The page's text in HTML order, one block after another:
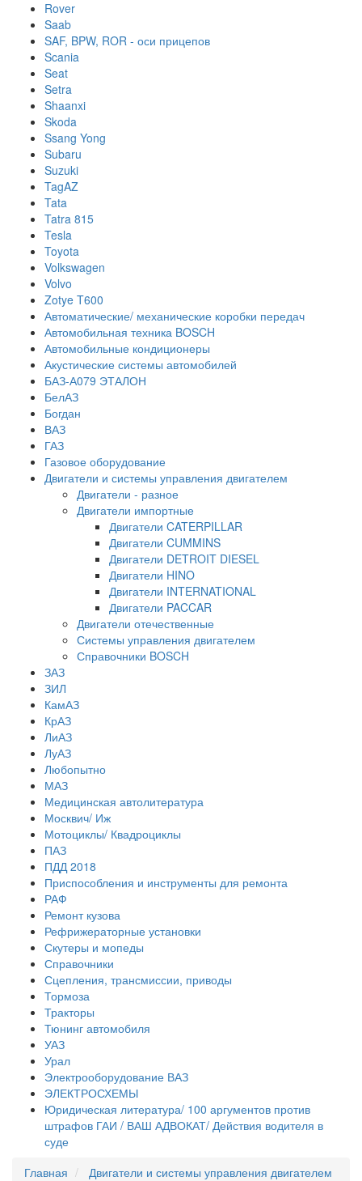
Rover
Saab
SAF, BPW, ROR - оси прицепов
Scania
Seat
Setra
Shaanxi
Skoda
Ssang Yong
Subaru
Suzuki
TagAZ
Tata
Tatra 815
Tesla
Toyota
Volkswagen
Volvo
Zotye T600
Автоматические/ механические коробки передач
Автомобильная техника BOSCH
Автомобильные кондиционеры
Акустические системы автомобилей
БАЗ-А079 ЭТАЛОН
БелАЗ
Богдан
ВАЗ
ГАЗ
Газовое оборудование
Двигатели и системы управления двигателем
Двигатели - разное
Двигатели импортные
Двигатели CATERPILLAR
Двигатели CUMMINS
Двигатели DETROIT DIESEL
Двигатели HINO
Двигатели INTERNATIONAL
Двигатели PACCAR
Двигатели отечественные
Системы управления двигателем
Справочники BOSCH
ЗАЗ
ЗИЛ
КамАЗ
КрАЗ
ЛиАЗ
ЛуАЗ
Любопытно
МАЗ
Медицинская автолитература
Москвич/ Иж
Мотоциклы/ Квадроциклы
ПАЗ
ПДД 2018
Приспособления и инструменты для ремонта
РАФ
Ремонт кузова
Рефрижераторные установки
Скутеры и мопеды
Справочники
Сцепления, трансмиссии, приводы
Тормоза
Тракторы
Тюнинг автомобиля
УАЗ
Урал
Электрооборудование ВАЗ
ЭЛЕКТРОСХЕМЫ
Юридическая литература/ 100 аргументов против
штрафов ГАИ / ВАШ АДВОКАТ/ Действия водителя в
суде
Главная
Двигатели и системы управления двигателем